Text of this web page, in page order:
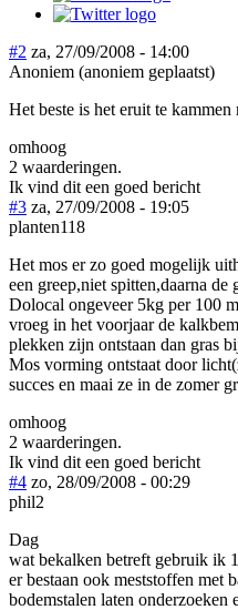
#2 za, 27/09/2008 - 14:00
Anoniem (anoniem geplaatst)
Het beste is het eruit te
omhoog
2 waarderingen.
Ik vind dit een goed bericht
#3 za, 27/09/2008 - 19:05
planten118
Het mos er zo goed mogelijk
een greep,niet spitten,daarna
Dolocal ongeveer 5kg per 100
vroeg in het voorjaar de
plekken zijn ontstaan dan gras
Mos vorming ontstaat door
succes en maai ze in de zomer
omhoog
2 waarderingen.
Ik vind dit een goed bericht
#4 zo, 28/09/2008 - 00:29
phil2
Dag
wat bekalken betreft gebruik ik
er bestaan ook meststoffen met
bodemstalen laten